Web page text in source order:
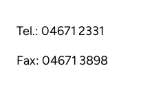
Tel.: 04671 2331
Fax: 04671 3898